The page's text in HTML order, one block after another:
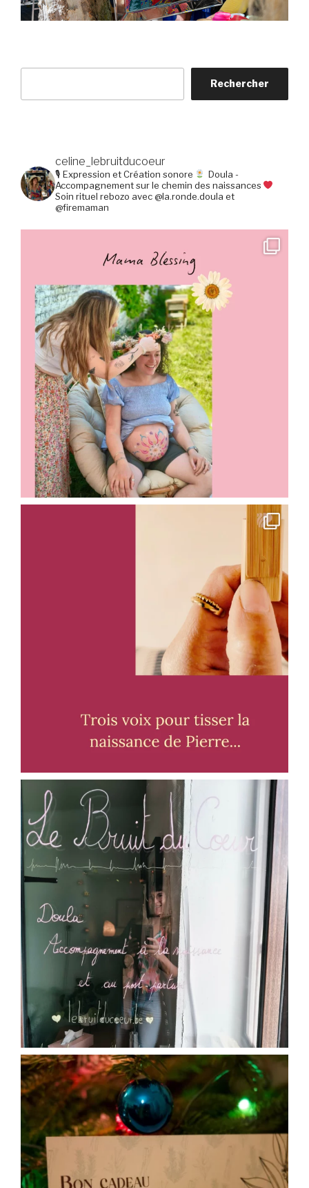
Rechercher
celine_lebruitducoeur
🎙 Expression et Création sonore
Doula -
Accompagnement sur le chemin des naissances
Soin rituel rebozo avec @la.ronde.doula et
@firemaman